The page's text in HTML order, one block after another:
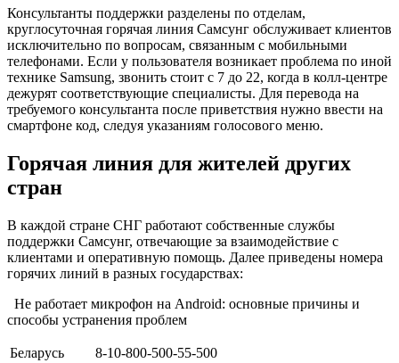
Консультанты поддержки разделены по отделам,
круглосуточная горячая линия Самсунг обслуживает клиентов
исключительно по вопросам, связанным с мобильными
телефонами. Если у пользователя возникает проблема по иной
технике Samsung, звонить стоит с 7 до 22, когда в колл-центре
дежурят соответствующие специалисты. Для перевода на
требуемого консультанта после приветствия нужно ввести на
смартфоне код, следуя указаниям голосового меню.
Горячая линия для жителей других
стран
В каждой стране СНГ работают собственные службы
поддержки Самсунг, отвечающие за взаимодействие с
клиентами и оперативную помощь. Далее приведены номера
горячих линий в разных государствах:
Не работает микрофон на Android: основные причины и
способы устранения проблем
Беларусь
8-10-800-500-55-500